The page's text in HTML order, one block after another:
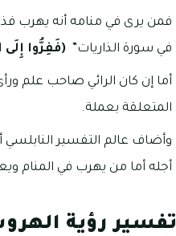
فمن يرى في منامه أنه يهرب
في سورة الذاريات” (فَفِرُّوا إِلَى
أما إن كان الرائي صاحب علم
المتعلقة بعملة.
وأضاف عالم التفسير
أجله أما من يهرب في المنام
تفسير رؤية